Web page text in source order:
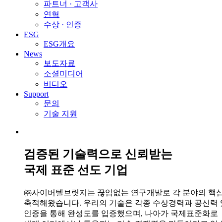
파트너 · 고객사
연혁
수상 · 인증
ESG
ESG개요
News
보도자료
소셜미디어
비디오
Support
문의
기술 지원
검증된 기술력으로 신뢰받는
국제 표준 선도 기업
㈜사이버텔브릿지는 끊임없는 연구개발로 각 분야의 핵
축적해왔습니다. 우리의 기술은 각종 수상경력과 공신력
인증을 통해 완성도를 입증했으며, 나아가 국제표준화로